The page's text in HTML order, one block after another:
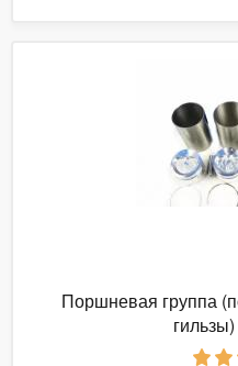
Поршневая группа